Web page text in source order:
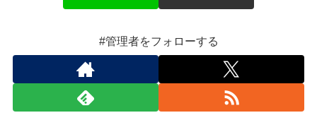
#管理者をフォローする